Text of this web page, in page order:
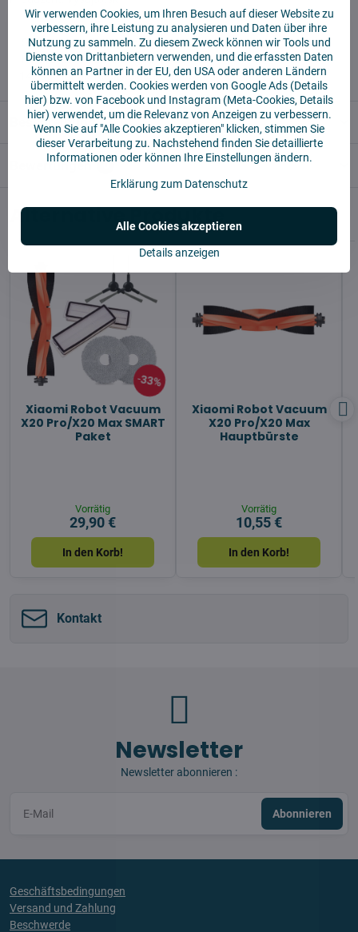
✅ Sofort versandfertig
✅ KOSTENLOSE Lieferung ab 55 EUR
✅14 Tage für die Rücksendung der Ware
Beschreibung
Bewertungen 0
Alternative Produkte
33%
Xiaomi Robot Vacuum
X20 Pro/X20 Max SMART
Paket
Vorrätig
29,90 €
In den Korb!
Xiaomi Robot Vacuum
X20 Pro/X20 Max
Hauptbürste
Vorrätig
10,55 €
In den Korb!
Kontakt
Newsletter
Newsletter abonnieren :
Abonnieren
Geschäftsbedingungen
Versand und Zahlung
Beschwerde
Wir verwenden Cookies, um Ihren Besuch auf dieser Website zu
verbessern, ihre Leistung zu analysieren und Daten über ihre
Nutzung zu sammeln. Zu diesem Zweck können wir Tools und
Dienste von Drittanbietern verwenden, und die erfassten Daten
können an Partner in der EU, den USA oder anderen Ländern
übermittelt werden. Cookies werden von Google Ads (Details
hier) bzw. von Facebook und Instagram (Meta-Cookies, Details
hier) verwendet, um die Relevanz von Anzeigen zu verbessern.
Wenn Sie auf "Alle Cookies akzeptieren" klicken, stimmen Sie
dieser Verarbeitung zu. Nachstehend finden Sie detaillierte
Informationen oder können Ihre Einstellungen ändern.
Erklärung zum Datenschutz
Details anzeigen
Alle Cookies akzeptieren